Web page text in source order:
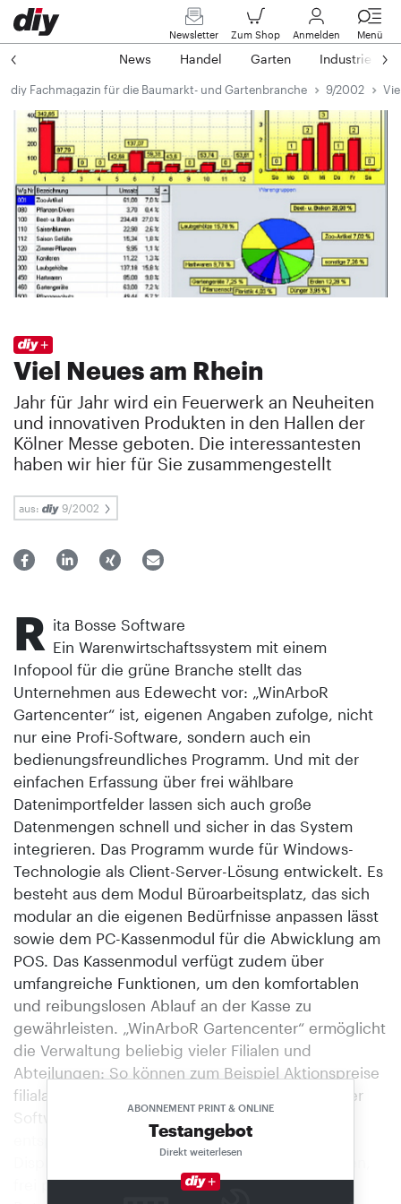
Newsletter Zum Shop Anmelden Menü
News Handel Garten Industrie
diy Fachmagazin für die Baumarkt- und Gartenbranche 9/2002
Viel Neues am Rhein
Jahr für Jahr wird ein Feuerwerk an Neuheiten
und innovativen Produkten in den Hallen der
Kölner Messe geboten. Die interessantesten
haben wir hier für Sie zusammengestellt
aus: 9/2002
ABONNEMENT PRINT & ONLINE
Testangebot
Direkt weiterlesen
R ita Bosse Software
Ein Warenwirtschaftssystem mit einem
Infopool für die grüne Branche stellt das
Unternehmen aus Edewecht vor: „WinArboR
Gartencenter“ ist, eigenen Angaben zufolge, nicht
nur eine Profi-Software, sondern auch ein
bedienungsfreundliches Programm. Und mit der
einfachen Erfassung über frei wählbare
Datenimportfelder lassen sich auch große
Datenmengen schnell und sicher in das System
integrieren. Das Programm wurde für Windows-
Technologie als Client-Server-Lösung entwickelt. Es
besteht aus dem Modul Büroarbeitsplatz, das sich
modular an die eigenen Bedürfnisse anpassen lässt
sowie dem PC-Kassenmodul für die Abwicklung am
POS. Das Kassenmodul verfügt zudem über
umfangreiche Funktionen, um den komfortablen
und reibungslosen Ablauf an der Kasse zu
gewährleisten. „WinArboR Gartencenter“ ermöglicht
die Verwaltung beliebig vieler Filialen und
Abteilungen: So können zum Beispiel Aktionspreise
filialabhängig gestaltet werden. Zusätzlich zu der
Software liefert das Unternehmen auch die
entsprechende Kassen-Hardware (Scanner,
Displays, Bon- und Etikettendrucker, Kassenladen,
frei programmierbare Kassentastaturen, mobile